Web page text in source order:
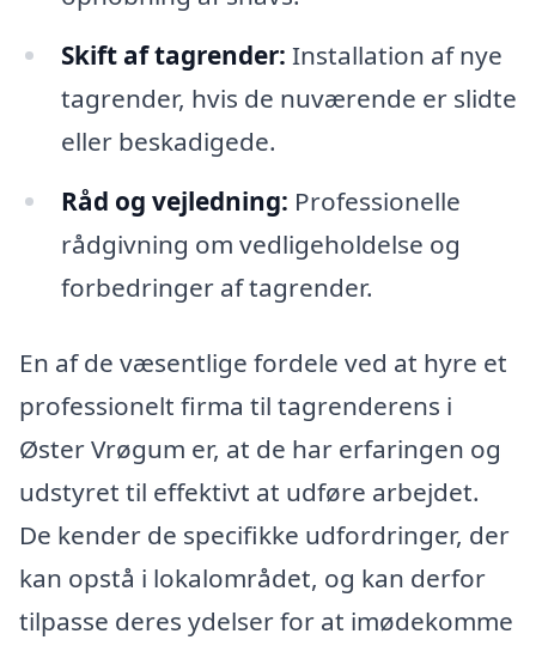
Skift af tagrender: Installation af nye
tagrender, hvis de nuværende er slidte
eller beskadigede.
Råd og vejledning: Professionelle
rådgivning om vedligeholdelse og
forbedringer af tagrender.
En af de væsentlige fordele ved at hyre et
professionelt firma til tagrenderens i
Øster Vrøgum er, at de har erfaringen og
udstyret til effektivt at udføre arbejdet.
De kender de specifikke udfordringer, der
kan opstå i lokalområdet, og kan derfor
tilpasse deres ydelser for at imødekomme